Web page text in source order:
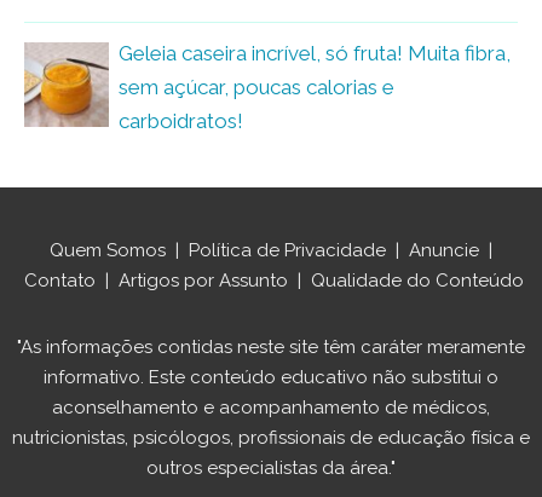
Geleia caseira incrível, só fruta! Muita fibra,
sem açúcar, poucas calorias e
carboidratos!
Quem Somos | Política de Privacidade | Anuncie |
Contato | Artigos por Assunto | Qualidade do Conteúdo
"As informações contidas neste site têm caráter meramente
informativo. Este conteúdo educativo não substitui o
aconselhamento e acompanhamento de médicos,
nutricionistas, psicólogos, profissionais de educação física e
outros especialistas da área."